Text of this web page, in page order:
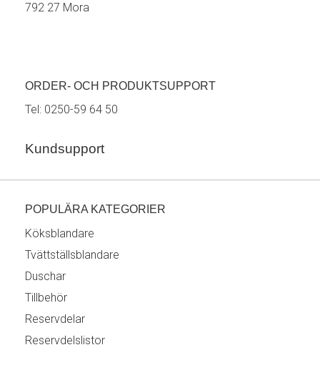
792 27 Mora
ORDER- OCH PRODUKTSUPPORT
Tel: 0250-59 64 50
Kundsupport
POPULÄRA KATEGORIER
Köksblandare
Tvättställsblandare
Duschar
Tillbehör
Reservdelar
Reservdelslistor